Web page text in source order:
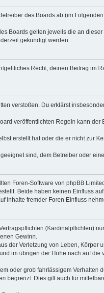
des Boards ab (im
Boards gelten jeweils die an
gekündigt werden.
Recht, deinen Beitrag im
verstoßen. Du erklärst
veröffentlichten Regeln kann der
erstellt hat oder die er nicht zur
sind, dem Betreiber oder
Foren-Software von phpBB
Beide haben keinen Einfluss
Inhalte fremder Foren Einfluss
(Kardinalpflichten)
Gewinn.
der Verletzung von Leben, Körper
im übrigen der Höhe nach auf die
oder grob fahrlässigem Verhalten
begrenzt. Dies gilt auch für